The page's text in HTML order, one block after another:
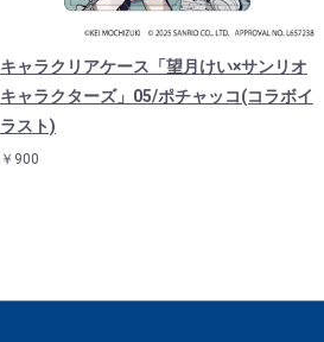
キャラクリアケース「望月けい×サンリオ
キャラクターズ」05/ポチャッコ(コラボイ
ラスト)
￥900